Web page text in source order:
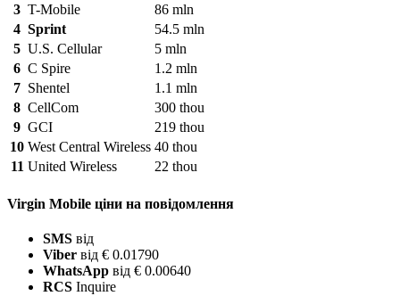
3 T-Mobile
86 mln
4 Sprint
54.5 mln
5 U.S. Cellular
5 mln
6 C Spire
1.2 mln
7 Shentel
1.1 mln
8 CellCom
300 thou
9 GCI
219 thou
10 West Central Wireless 40 thou
11 United Wireless 22 thou
Virgin Mobile ціни на повідомлення
SMS від
Viber від € 0.01790
WhatsApp від € 0.00640
RCS Inquire